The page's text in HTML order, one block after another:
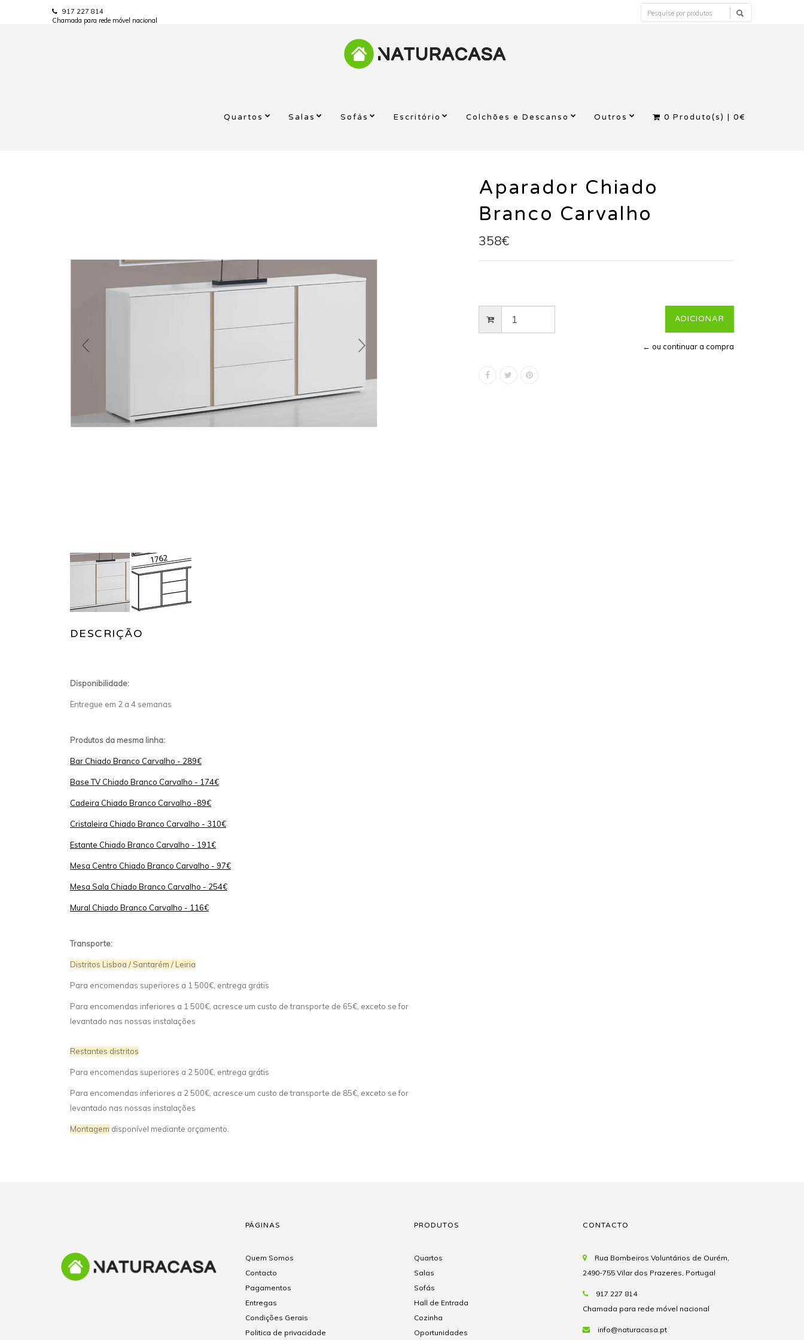
917 227 814
Chamada para rede móvel nacional
Quartos Salas Sofás Escritório Colchões e Descanso Outros 0 Produto(s) |0€
DESCRIÇÃO
Disponibilidade:
Entregue em 2 a 4 semanas
Produtos da mesma linha:
Bar Chiado Branco Carvalho - 289€
Base TV Chiado Branco Carvalho - 174€
Cadeira Chiado Branco Carvalho -89€
Cristaleira Chiado Branco Carvalho - 310€
Estante Chiado Branco Carvalho - 191€
Mesa Centro Chiado Branco Carvalho - 97€
Mesa Sala Chiado Branco Carvalho - 254€
Mural Chiado Branco Carvalho - 116€
Transporte:
Distritos Lisboa / Santarém / Leiria
Para encomendas superiores a 1 500€, entrega grátis
Para encomendas inferiores a 1 500€, acresce um custo de transporte de 65€, exceto se for
levantado nas nossas instalações
Restantes distritos
Para encomendas superiores a 2 500€, entrega grátis
Para encomendas inferiores a 2 500€, acresce um custo de transporte de 85€, exceto se for
levantado nas nossas instalações
Montagem disponível mediante orçamento.
Aparador Chiado
Branco Carvalho
358€
← ou continuar a compra
PÁGINAS
Quem Somos
Contacto
Pagamentos
Entregas
Condições Gerais
Politica de privacidade
PRODUTOS
Quartos
Salas
Sofás
Hall de Entrada
Cozinha
Oportunidades
CONTACTO
Rua Bombeiros Voluntários de Ourém,
2490-755 Vilar dos Prazeres, Portugal
917 227 814
Chamada para rede móvel nacional
info@naturacasa.pt